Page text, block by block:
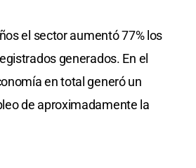
el sector aumentó 77% los
generados. En el
en total generó un
de aproximadamente la